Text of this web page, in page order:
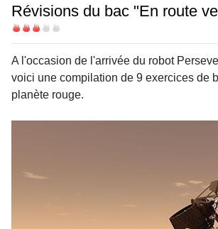
Révisions du bac "En route
Difficulté
Body
A l'occasion de l'arrivée du robot
voici une compilation de 9 exercices de
planète rouge.